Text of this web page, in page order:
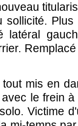
sollicité.
latéral
mis en
le frein
Victime